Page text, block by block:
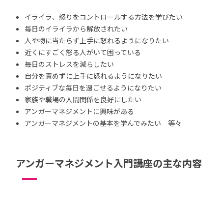
イライラ、怒りをコントロールする方法を学びたい
毎日のイライラから解放されたい
人や物に当たらず上手に怒れるようになりたい
近くにすごく怒る人がいて困っている
毎日のストレスを減らしたい
自分を責めずに上手に怒れるようになりたい
ポジティブな毎日を過ごせるようになりたい
家族や職場の人間関係を良好にしたい
アンガーマネジメントに興味がある
アンガーマネジメントの基本を学んでみたい 等々
アンガーマネジメント入門講座の主な内容